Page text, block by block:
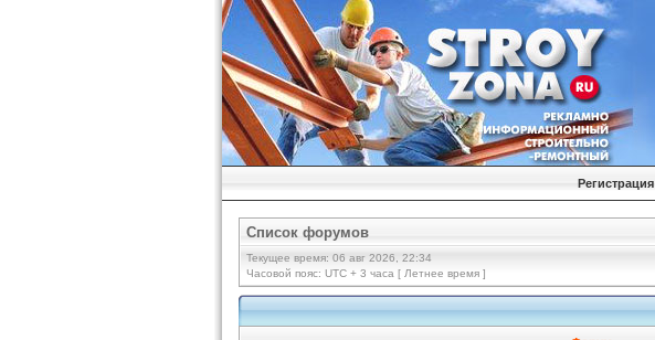
Регистрация
Список форумов
Текущее время: 06 авг 2026, 22:34
Часовой пояс: UTC + 3 часа [ Летнее время ]